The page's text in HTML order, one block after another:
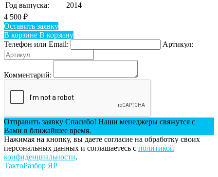
Год выпуска:
2014
4 500 ₽
Оставить заявку
В корзине В корзину
Телефон или Email:
Артикул:
Комментарий:
Отправить заявку Спасибо! Наши менеджеры свяжутся с
Вами в ближайшее время.
Нажимая на кнопку, вы даете согласие на обработку своих
персональных данных и соглашаетесь с политикой
конфиденциальности.
ТактоРазбор ЯР